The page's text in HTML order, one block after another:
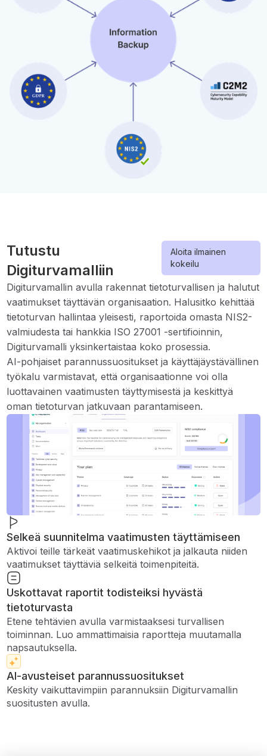
Tutustu
Digiturvamalliin
Aloita ilmainen
kokeilu
Digiturvamallin avulla rakennat tietoturvallisen ja halutut
vaatimukset täyttävän organisaation. Halusitko kehittää
tietoturvan hallintaa yleisesti, raportoida omasta NIS2-
valmiudesta tai hankkia ISO 27001 -sertifioinnin,
Digiturvamalli yksinkertaistaa koko prosessia.
AI-pohjaiset parannussuositukset ja käyttäjäystävällinen
työkalu varmistavat, että organisaationne voi olla
luottavainen vaatimusten täyttymisestä ja keskittyä
oman tietoturvan jatkuvaan parantamiseen.
Selkeä suunnitelma vaatimusten täyttämiseen
Aktivoi teille tärkeät vaatimuskehikot ja jalkauta niiden
vaatimukset täyttäviä selkeitä toimenpiteitä.
Uskottavat raportit todisteiksi hyvästä
tietoturvasta
Etene tehtävien avulla varmistaaksesi turvallisen
toiminnan. Luo ammattimaisia ​​raportteja muutamalla
napsautuksella.
AI-avusteiset parannussuositukset
Keskity vaikuttavimpiin parannuksiin Digiturvamallin
suositusten avulla.